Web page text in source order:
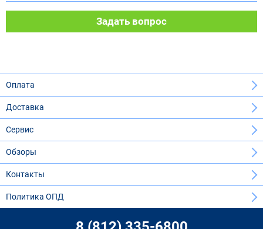
Задать вопрос
Оплата
Доставка
Сервис
Обзоры
Контакты
Политика ОПД